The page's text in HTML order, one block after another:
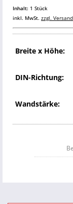
Inhalt: 1 Stück
inkl. MwSt. zzgl.
Breite x Höhe:
DIN-Richtung:
Wandstärke: